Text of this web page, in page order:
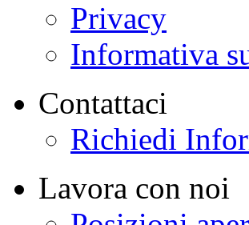
Privacy
Informativa
Contattaci
Richiedi
Lavora con noi